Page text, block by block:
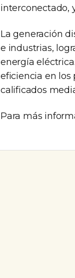
interconectado,
La generación
e industrias,
energía
eficiencia en los
calificados
Para más